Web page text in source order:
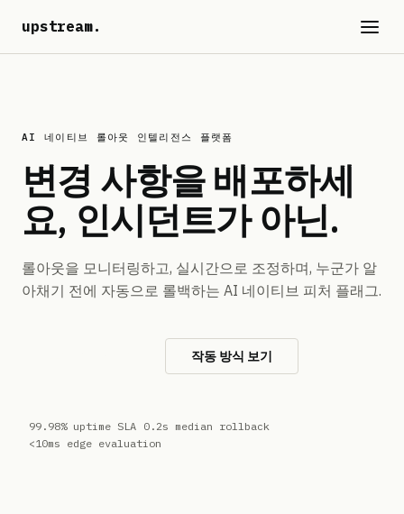
upstream.
AI 네이티브 롤아웃 인텔리전스 플랫폼
변경 사항을 배포하세
요, 인시던트가 아닌.
롤아웃을 모니터링하고, 실시간으로 조정하며, 누군가 알
아채기 전에 자동으로 롤백하는 AI 네이티브 피처 플래그.
작동 방식 보기
99.98% uptime SLA 0.2s median rollback
<10ms edge evaluation